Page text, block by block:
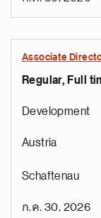
Associate
Regular, Full
Development
Austria
Schaftenau
ก.ค. 30, 2026